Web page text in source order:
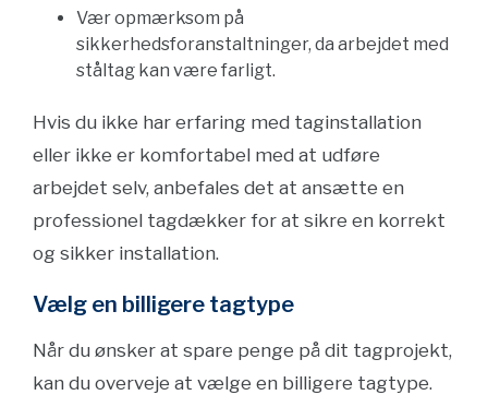
Vær opmærksom på
sikkerhedsforanstaltninger, da arbejdet med
ståltag kan være farligt.
Hvis du ikke har erfaring med taginstallation
eller ikke er komfortabel med at udføre
arbejdet selv, anbefales det at ansætte en
professionel tagdækker for at sikre en korrekt
og sikker installation.
Vælg en billigere tagtype
Når du ønsker at spare penge på dit tagprojekt,
kan du overveje at vælge en billigere tagtype.